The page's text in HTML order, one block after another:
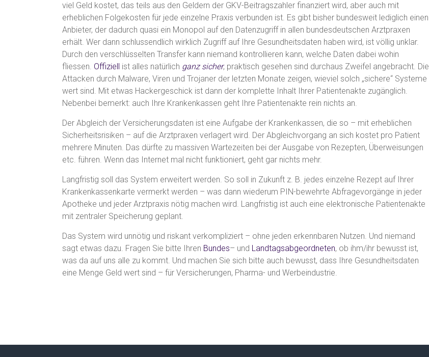
viel Geld kostet, das teils aus den Geldern der GKV-Beitragszahler finanziert wird, aber auch mit
erheblichen Folgekosten für jede einzelne Praxis verbunden ist. Es gibt bisher bundesweit lediglich einen
Anbieter, der dadurch quasi ein Monopol auf den Datenzugriff in allen bundesdeutschen Arztpraxen
erhält. Wer dann schlussendlich wirklich Zugriff auf Ihre Gesundheitsdaten haben wird, ist völlig unklar.
Durch den verschlüsselten Transfer kann niemand kontrollieren kann, welche Daten dabei wohin
fliessen. Offiziell ist alles natürlich ganz sicher, praktisch gesehen sind durchaus Zweifel angebracht. Die
Attacken durch Malware, Viren und Trojaner der letzten Monate zeigen, wieviel solch „sichere“ Systeme
wert sind. Mit etwas Hackergeschick ist dann der komplette Inhalt Ihrer Patientenakte zugänglich.
Nebenbei bemerkt: auch Ihre Krankenkassen geht Ihre Patientenakte rein nichts an.
Der Abgleich der Versicherungsdaten ist eine Aufgabe der Krankenkassen, die so – mit erheblichen
Sicherheitsrisiken – auf die Arztpraxen verlagert wird. Der Abgleichvorgang an sich kostet pro Patient
mehrere Minuten. Das dürfte zu massiven Wartezeiten bei der Ausgabe von Rezepten, Überweisungen
etc. führen. Wenn das Internet mal nicht funktioniert, geht gar nichts mehr.
Langfristig soll das System erweitert werden. So soll in Zukunft z. B. jedes einzelne Rezept auf Ihrer
Krankenkassenkarte vermerkt werden – was dann wiederum PIN-bewehrte Abfragevorgänge in jeder
Apotheke und jeder Arztpraxis nötig machen wird. Langfristig ist auch eine elektronische Patientenakte
mit zentraler Speicherung geplant.
Das System wird unnötig und riskant verkompliziert – ohne jeden erkennbaren Nutzen. Und niemand
sagt etwas dazu. Fragen Sie bitte Ihren Bundes– und Landtagsabgeordneten, ob ihm/ihr bewusst ist,
was da auf uns alle zu kommt. Und machen Sie sich bitte auch bewusst, dass Ihre Gesundheitsdaten
eine Menge Geld wert sind – für Versicherungen, Pharma- und Werbeindustrie.